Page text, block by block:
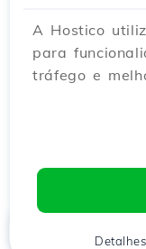
A Hostico
para
tráfego e
Cliente